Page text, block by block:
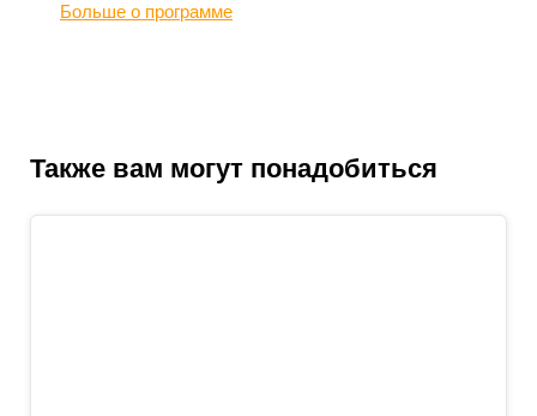
Больше о программе
Также вам могут понадобиться